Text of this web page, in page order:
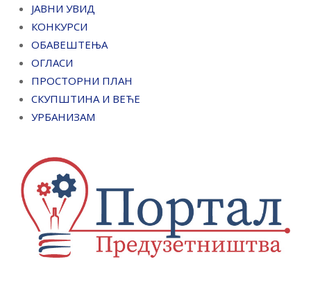
ЈАВНИ УВИД
КОНКУРСИ
ОБАВЕШТЕЊА
ОГЛАСИ
ПРОСТОРНИ ПЛАН
СКУПШТИНА И ВЕЋЕ
УРБАНИЗАМ